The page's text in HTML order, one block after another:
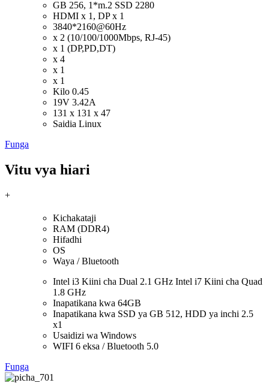
GB 256, 1*m.2 SSD 2280
HDMI x 1, DP x 1
3840*2160@60Hz
x 2 (10/100/1000Mbps, RJ-45)
x 1 (DP,PD,DT)
x 4
x 1
x 1
Kilo 0.45
19V 3.42A
131 x 131 x 47
Saidia Linux
Funga
Vitu vya hiari
+
Kichakataji
RAM (DDR4)
Hifadhi
OS
Waya / Bluetooth
Intel i3 Kiini cha Dual 2.1 GHz Intel i7 Kiini cha Quad
1.8 GHz
Inapatikana kwa 64GB
Inapatikana kwa SSD ya GB 512, HDD ya inchi 2.5
x1
Usaidizi wa Windows
WIFI 6 eksa / Bluetooth 5.0
Funga